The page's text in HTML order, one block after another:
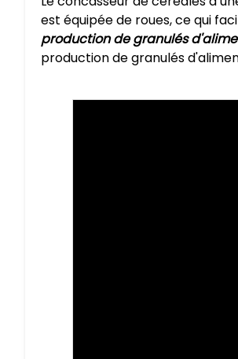
est équipée de roues, ce qui
production de granulés
production de granulés